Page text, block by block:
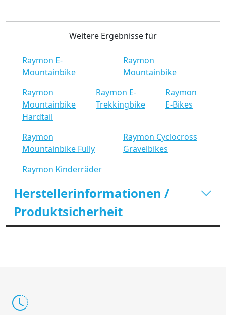
Weitere Ergebnisse für
Raymon E-
Mountainbike
Raymon
Mountainbike
Raymon
Mountainbike
Hardtail
Raymon E-
Trekkingbike
Raymon
E-Bikes
Raymon
Mountainbike Fully
Raymon Cyclocross
Gravelbikes
Raymon Kinderräder
Herstellerinformationen /
Produktsicherheit